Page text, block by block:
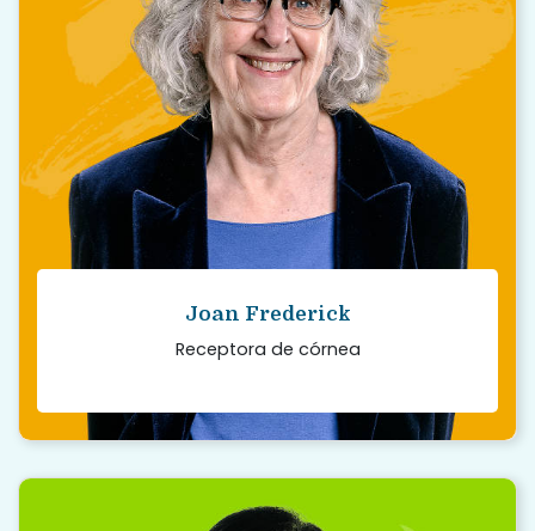
Joan Frederick
Receptora de córnea
siento que gané la lotería. No gané dinero,
pero recuperé mi vida.
Read story